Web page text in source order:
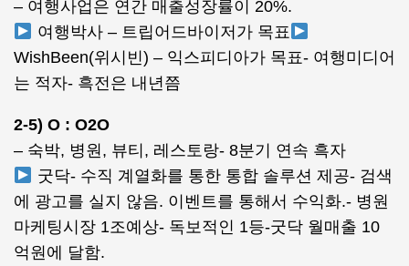
– 여행사업은 연간 매출성장률이 20%.
여행박사 – 트립어드바이저가 목표
WishBeen(위시빈) – 익스피디아가 목표- 여행미디어
는 적자- 흑전은 내년쯤
2-5) O : O2O
– 숙박, 병원, 뷰티, 레스토랑- 8분기 연속 흑자
굿닥- 수직 계열화를 통한 통합 솔루션 제공- 검색
에 광고를 실지 않음. 이벤트를 통해서 수익화.- 병원
마케팅시장 1조예상- 독보적인 1등-굿닥 월매출 10
억원에 달함.